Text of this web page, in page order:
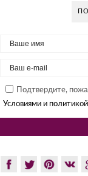
Подтвердите,
Условиями и